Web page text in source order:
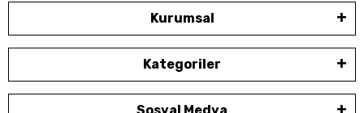
İşlevsellik mi? Alanları
Garson/Barista Kıyafetleri Tasarımı: Şıklık mı,
Kurumsal
Kategoriler